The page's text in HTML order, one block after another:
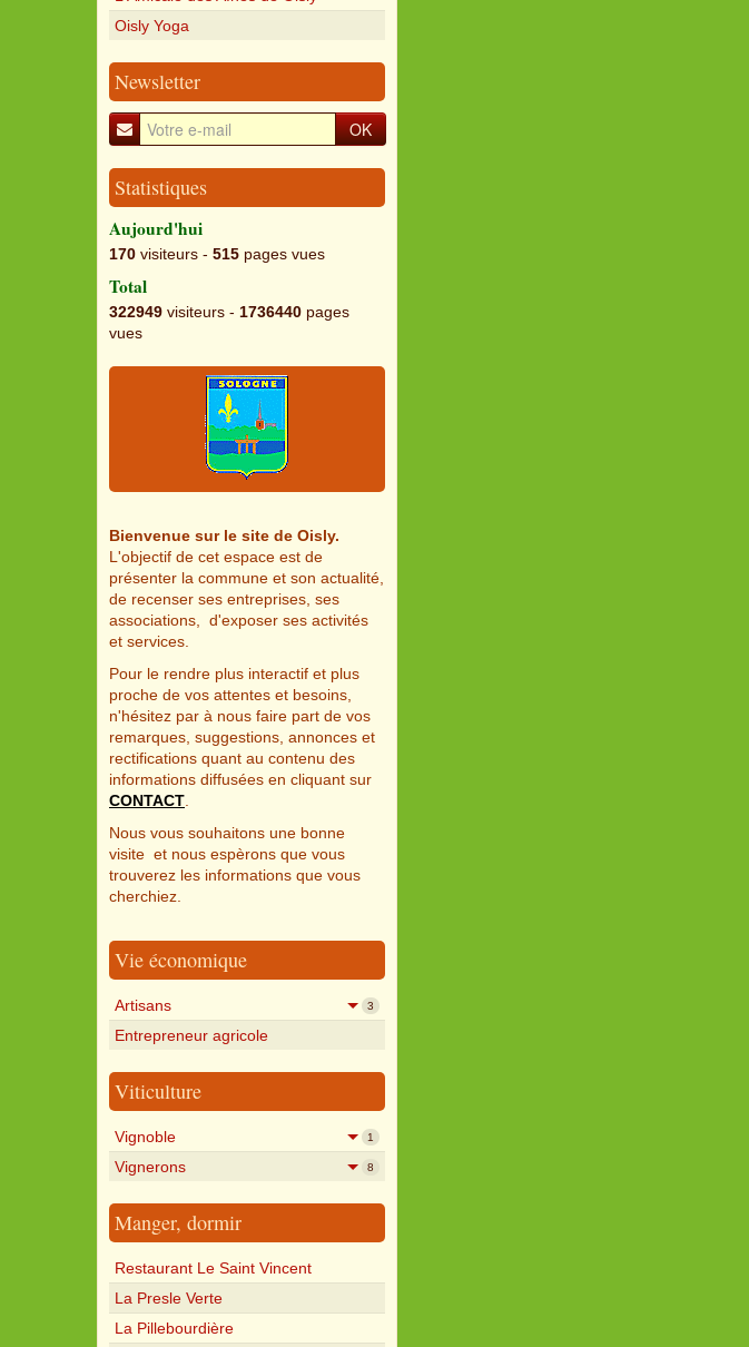
Oisly Yoga
Newsletter
OK
Statistiques
Aujourd'hui
170 visiteurs - 515 pages vues
Total
322949 visiteurs - 1736440 pages
vues
Bienvenue sur le site de Oisly.
L'objectif de cet espace est de
présenter la commune et son actualité,
de recenser ses entreprises, ses
associations, d'exposer ses activités
et services.
Pour le rendre plus interactif et plus
proche de vos attentes et besoins,
n'hésitez par à nous faire part de vos
remarques, suggestions, annonces et
rectifications quant au contenu des
informations diffusées en cliquant sur
CONTACT
Nous vous souhaitons une bonne
visite et nous espèrons que vous
trouverez les informations que vous
cherchiez.
Vie économique
Artisans 3
Entrepreneur agricole
Viticulture
Vignoble 1
Vignerons 8
Manger, dormir
Restaurant Le Saint Vincent
La Presle Verte
La Pillebourdière